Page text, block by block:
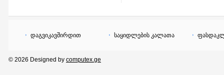
დაგვიკავშირდით საყიდლების კალათა
© 2026 Designed by computex.ge